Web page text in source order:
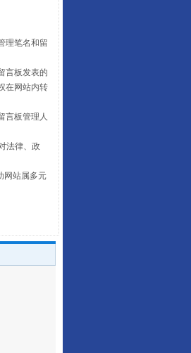
理笔名和留
言板发表的
在网站内转
言板管理人
法律、政
网站属多元